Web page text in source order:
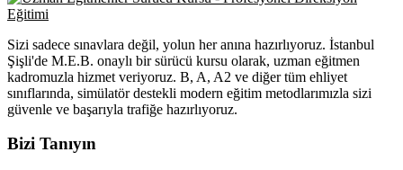
Sizi sadece sınavlara değil, yolun her anına hazırlıyoruz. İstanbul
Şişli'de M.E.B. onaylı bir sürücü kursu olarak, uzman eğitmen
kadromuzla hizmet veriyoruz. B, A, A2 ve diğer tüm ehliyet
sınıflarında, simülatör destekli modern eğitim metodlarımızla sizi
güvenle ve başarıyla trafiğe hazırlıyoruz.
Bizi Tanıyın